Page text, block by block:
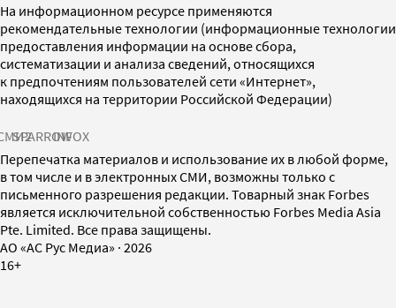
На информационном ресурсе применяются
рекомендательные технологии (информационные технологии
предоставления информации на основе сбора,
систематизации и анализа сведений, относящихся
к предпочтениям пользователей сети «Интернет»,
находящихся на территории Российской Федерации)
SPARROWINFOX
Перепечатка материалов и использование их в любой форме,
в том числе и в электронных СМИ, возможны только с
письменного разрешения редакции. Товарный знак Forbes
является исключительной собственностью Forbes Media Asia
Pte. Limited. Все права защищены.
AO «АС Рус Медиа» · 2026
16+